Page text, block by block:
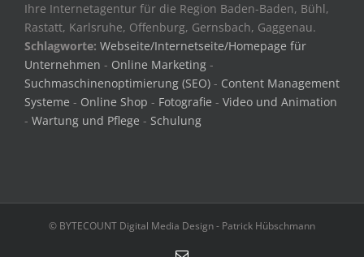
Ihre Internetagentur für die Region Baden-Baden, Bühl,
Rastatt, Karlsruhe, Offenburg, Gernsbach, Gaggenau.
Schlagworte: Webseite/Internetseite/Homepage für
Unternehmen - Online Marketing -
Suchmaschinenoptimierung (SEO) - Content Management
Systeme - Online Shop - Fotografie - Video und Animation
- Wartung und Pflege - Schulung
© BYTECOUNT Digital Media Design - Patrick Hübschmann